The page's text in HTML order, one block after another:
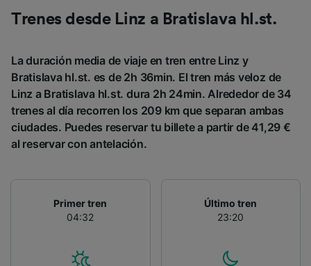
Trenes desde Linz a Bratislava hl.st.
La duración media de viaje en tren entre Linz y
Bratislava hl.st. es de 2h 36min. El tren más veloz de
Linz a Bratislava hl.st. dura 2h 24min. Alrededor de 34
trenes al día recorren los 209 km que separan ambas
ciudades. Puedes reservar tu billete a partir de 41,29 €
al reservar con antelación.
Primer tren
04:32
Último tren
23:20